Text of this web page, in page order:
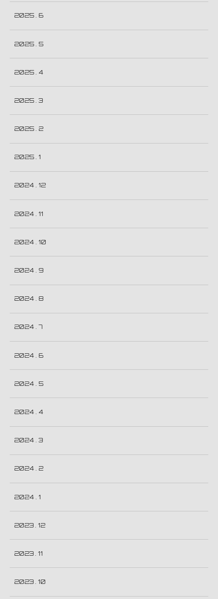
2025 . 6
2025 . 5
2025 . 4
2025 . 3
2025 . 2
2025 . 1
2024 . 12
2024 . 11
2024 . 10
2024 . 9
2024 . 8
2024 . 7
2024 . 6
2024 . 5
2024 . 4
2024 . 3
2024 . 2
2024 . 1
2023 . 12
2023 . 11
2023 . 10